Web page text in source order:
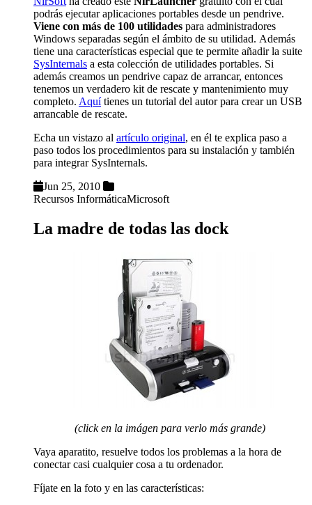
podrás ejecutar aplicaciones portables desde un pendrive.
Viene con más de 100 utilidades para administradores
Windows separadas según el ámbito de su utilidad. Además
tiene una características especial que te permite añadir la suite
SysInternals a esta colección de utilidades portables. Si
además creamos un pendrive capaz de arrancar, entonces
tenemos un verdadero kit de rescate y mantenimiento muy
completo. Aquítienes un tutorial del autor para crear un USB
arrancable de rescate.
Echa un vistazo al artículo original, en él te explica paso a
paso todos los procedimientos para su instalación y también
para integrar SysInternals.
Jun 25, 2010
Recursos InformáticaMicrosoft
La madre de todas las dock
(click en la imágen para verlo más grande)
Vaya aparatito, resuelve todos los problemas a la hora de
conectar casi cualquier cosa a tu ordenador.
Fíjate en la foto y en las características: